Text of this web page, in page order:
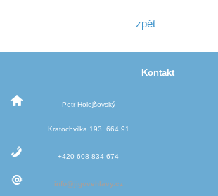
zpět
Kontakt
Petr Holejšovský
Kratochvilka 193, 664 91
+420 608 834 674
info@jigovehlavy.cz